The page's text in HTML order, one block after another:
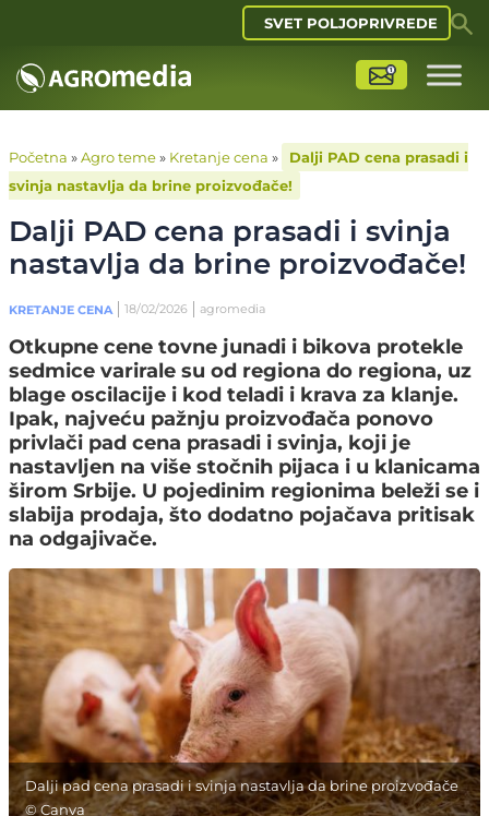
SVET POLJOPRIVREDE
Početna »Agro teme» Kretanje cena »
Dalji PAD cena prasadi i
svinja nastavlja da brine proizvođače!
Dalji PAD cena prasadi i svinja
nastavlja da brine proizvođače!
KRETANJE CENA 18/02/2026 agromedia
Otkupne cene tovne junadi i bikova protekle
sedmice varirale su od regiona do regiona, uz
blage oscilacije i kod teladi i krava za klanje.
Ipak, najveću pažnju proizvođača ponovo
privlači pad cena prasadi i svinja, koji je
nastavljen na više stočnih pijaca i u klanicama
širom Srbije. U pojedinim regionima beleži se i
slabija prodaja, što dodatno pojačava pritisak
na odgajivače.
Dalji pad cena prasadi i svinja nastavlja da brine proizvođače
© Canva